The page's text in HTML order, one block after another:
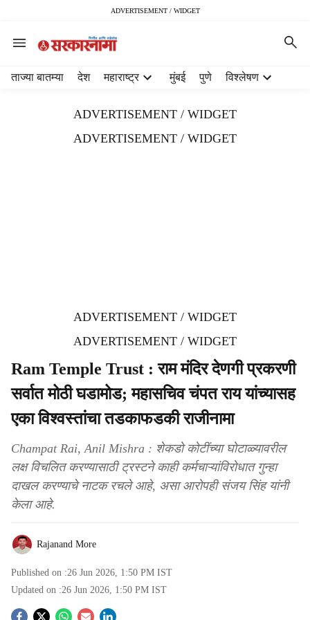
ADVERTISEMENT / WIDGET
ताज्या बातम्या देश महाराष्ट्र मुंबई पुणे विश्लेषण
ADVERTISEMENT / WIDGET
ADVERTISEMENT / WIDGET
ADVERTISEMENT / WIDGET
ADVERTISEMENT / WIDGET
Ram Temple Trust : राम मंदिर देणगी प्रकरणी
सर्वात मोठी घडामोड; महासचिव चंपत राय यांच्यासह
एका विश्वस्तांचा तडकाफडकी राजीनामा
Champat Rai, Anil Mishra : शेकडो कोटींच्या घोटाळ्यावरील
लक्ष विचलित करण्यासाठी ट्रस्टने काही कर्मचाऱ्यांविरोधात गुन्हा
दाखल करण्याचे नाटक रचले आहे, असा आरोपही संजय सिंह यांनी
केला आहे.
Rajanand More
Published on :26 Jun 2026, 1:50 PM IST
Updated on :26 Jun 2026, 1:50 PM IST